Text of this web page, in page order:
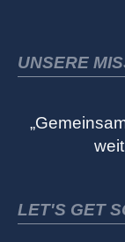
UNSERE
LET'S GET